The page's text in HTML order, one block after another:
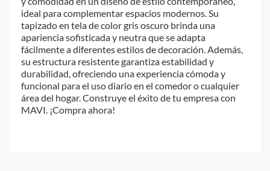
ideal para complementar espacios modernos. Su
tapizado en tela de color gris oscuro brinda una
apariencia sofisticada y neutra que se adapta
fácilmente a diferentes estilos de decoración. Además,
su estructura resistente garantiza estabilidad y
durabilidad, ofreciendo una experiencia cómoda y
funcional para el uso diario en el comedor o cualquier
área del hogar. Construye el éxito de tu empresa con
MAVI. ¡Compra ahora!